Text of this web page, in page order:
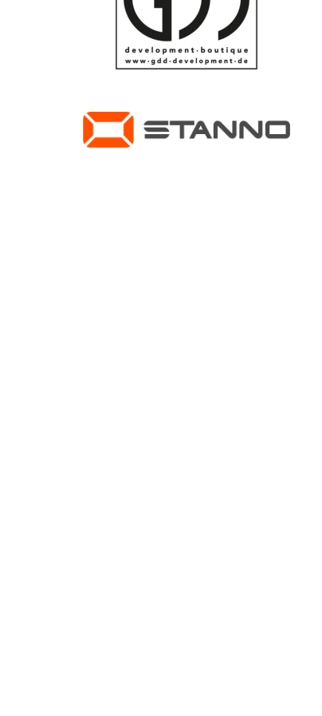
Regionsoberliga
D3-Jugend - Regionsklasse
2.Regionsklasse
wD-Jugend - Regionsliga